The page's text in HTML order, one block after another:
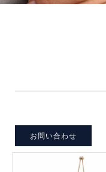
お問い合わせ